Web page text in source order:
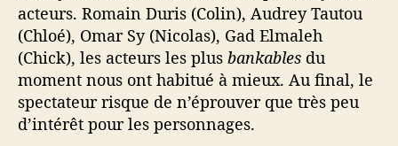
acteurs. Romain Duris (Colin), Audrey Tautou
(Chloé), Omar Sy (Nicolas), Gad Elmaleh
(Chick), les acteurs les plus bankables du
moment nous ont habitué à mieux. Au final, le
spectateur risque de n’éprouver que très peu
d’intérêt pour les personnages.